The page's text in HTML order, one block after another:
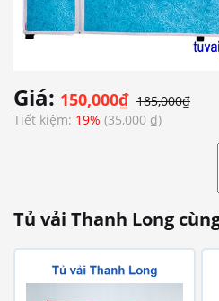
Giá: 150,000₫ 185,000₫
Tiết kiệm: 19% (35,000 ₫)
Tủ vải Thanh Long